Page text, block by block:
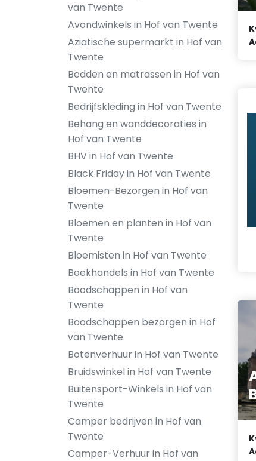
van Twente
Avondwinkels in Hof van Twente
Aziatische supermarkt in Hof van
Twente
Bedden en matrassen in Hof van
Twente
Bedrijfskleding in Hof van Twente
Behang en wanddecoraties in
Hof van Twente
BHV in Hof van Twente
Black Friday in Hof van Twente
Bloemen-Bezorgen in Hof van
Twente
Bloemen en planten in Hof van
Twente
Bloemisten in Hof van Twente
Boekhandels in Hof van Twente
Boodschappen in Hof van
Twente
Boodschappen bezorgen in Hof
van Twente
Botenverhuur in Hof van Twente
Bruidswinkel in Hof van Twente
Buitensport-Winkels in Hof van
Twente
Camper bedrijven in Hof van
Twente
Camper-Verhuur in Hof van